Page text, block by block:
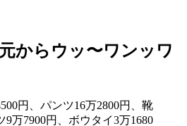
からウッ〜ワンッワ